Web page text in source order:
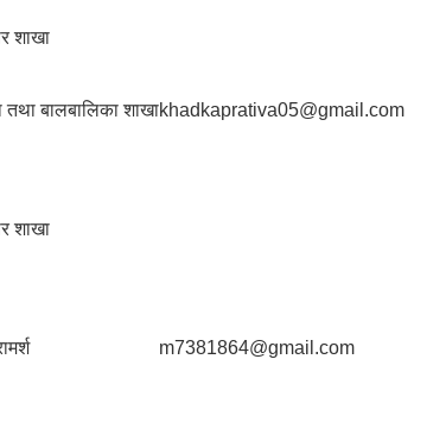
शाखा
तथा बालबालिका शाखाkhadkaprativa05@gmail.com
शाखा
m7381864@gmail.com